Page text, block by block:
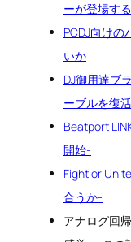
ーが登場す
PCDJ向け
いか
DJ御用達ブ
ーブルを復活
Beatport
開始-
Fight or
合うか-
アナログ回